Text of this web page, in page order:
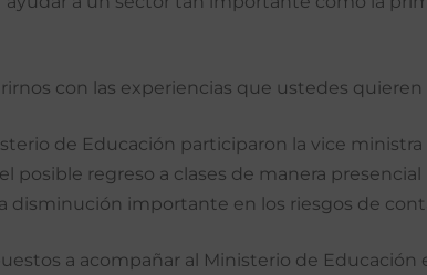
con las experiencias que ustedes quieren
de Educación participaron la vice
posible regreso a clases de manera
disminución importante en los riesgos de
a acompañar al Ministerio de